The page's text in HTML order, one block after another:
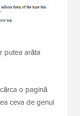
putea arăta
o pagină
ceva de genul